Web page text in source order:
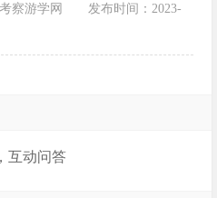
察游学网 发布时间：2023-
互动问答